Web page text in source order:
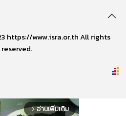
https://www.isra.or.th All rights
reserved.
arrow_forward_ios อ่านเพิ่มเติม